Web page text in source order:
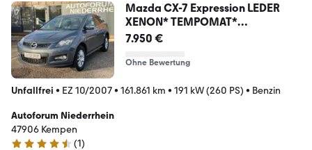
Mazda CX-7 Expression LEDER
XENON* TEMPOMAT*
SOUNDSYST
7.950 €
Ohne Bewertung
Unfallfrei • EZ 10/2007• 161.861 km • 191 kW (260 PS) • Benzin
Autoforum Niederrhein
47906 Kempen
(1)